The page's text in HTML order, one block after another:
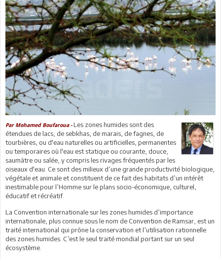
Par Mohamed Boufaroua -Les zones humides sont des
étendues de lacs, de sebkhas, de marais, de fagnes, de
tourbières, ou d'eau naturelles ou artificielles, permanentes
ou temporaires où l'eau est statique ou courante, douce,
saumâtre ou salée, y compris les rivages fréquentés par les
oiseaux d'eau. Ce sont des milieux d’une grande productivité biologique,
végétale et animale et constituent de ce fait des habitats d’un intérêt
inestimable pour l’Homme sur le plans socio-économique, culturel,
éducatif et récréatif.
La Convention internationale sur les zones humides d’importance
internationale, plus connue sous le nom de Convention de Ramsar, est un
traité international qui prône la conservation et l’utilisation rationnelle
des zones humides. C’est le seul traité mondial portant sur un seul
écosystème.